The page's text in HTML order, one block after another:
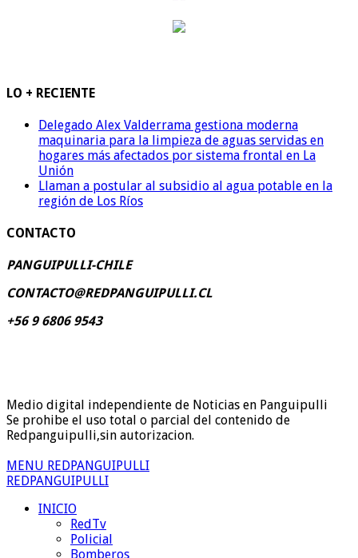
LO + RECIENTE
Delegado Alex Valderrama gestiona moderna
maquinaria para la limpieza de aguas servidas en
hogares más afectados por sistema frontal en La
Unión
Llaman a postular al subsidio al agua potable en la
región de Los Ríos
CONTACTO
PANGUIPULLI-CHILE
CONTACTO@REDPANGUIPULLI.CL
+56 9 6806 9543
Medio digital independiente de Noticias en Panguipulli
Se prohibe el uso total o parcial del contenido de
Redpanguipulli,sin autorizacion.
MENU REDPANGUIPULLI
REDPANGUIPULLI
INICIO
RedTv
Policial
Bomberos